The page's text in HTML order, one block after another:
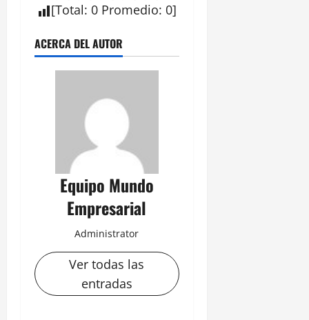
[Total: 0 Promedio: 0]
ACERCA DEL AUTOR
Equipo Mundo
Empresarial
Administrator
Ver todas las
entradas